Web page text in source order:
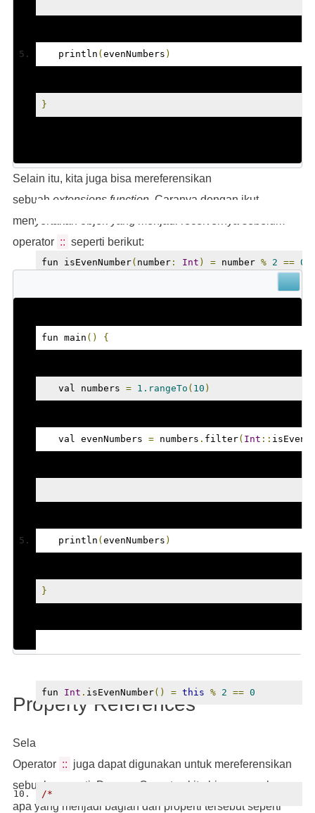
println (evenNumbers )
}
fun isEvenNumber( number: Int ) = number % 2 == 0
Selain itu, kita juga bisa mereferensikan
sebuah extensions function. Caranya dengan ikut
menyertakan objek yang menjadi receivernya sebelum
operator :: seperti berikut:
fun main () {
val numbers = 1.rangeTo ( 10 )
val evenNumbers = numbers . filter( Int ::
println (evenNumbers )
}
fun Int . isEvenNumber() = this % 2 == 0
/*
Property References
Selain digunakan untuk mereferensikan sebuah fungsi.
Operator :: juga dapat digunakan untuk mereferensikan
sebuah properti. Dengan Operator, kita bisa mengakses
apa yang menjadi bagian dari properti tersebut seperti